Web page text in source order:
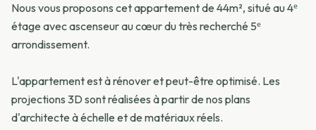
Nous vous proposons cet appartement de 44m², situé au 4ᵉ
étage avec ascenseur au cœur du très recherché 5ᵉ
arrondissement.
L'appartement est à rénover et peut-être optimisé. Les
projections 3D sont réalisées à partir de nos plans
d'architecte à échelle et de matériaux réels.